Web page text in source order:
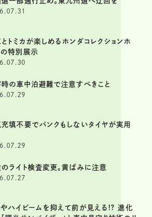
トミカが楽しめるホンダコレクションホ
特別展示
時の車中泊避難で注意すべきこと
充填不要でパンクもしないタイヤが実用
ライト検査変更。黄ばみに注意
ハイビームを抑えて前が見える!? 進化